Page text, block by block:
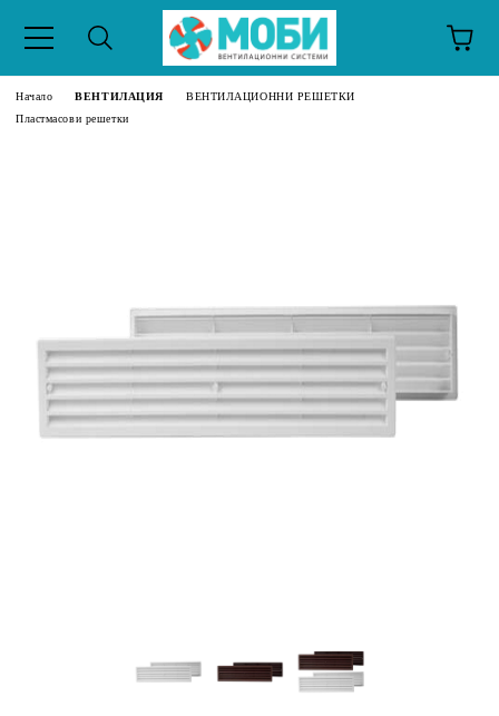
Начало ВЕНТИЛАЦИЯ
ВЕНТИЛАЦИОННИ РЕШЕТКИ
Пластмасови решетки